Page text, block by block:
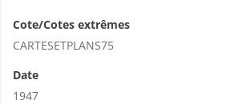
Cote/Cotes extrêmes
CARTESETPLANS75
Date
1947